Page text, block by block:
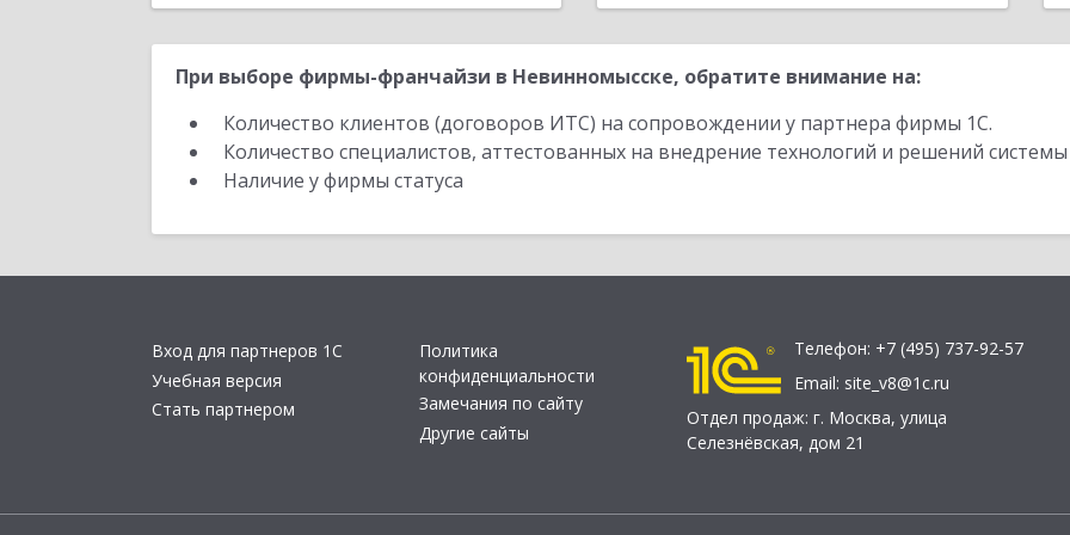
При выборе фирмы-франчайзи в Невинномысске, обратите внимание на:
Количество клиентов (договоров ИТС) на сопровождении у партнера фирмы 1С.
Количество специалистов, аттестованных на внедрение технологий и решений
Наличие у фирмы статуса
Вход для партнеров 1С
Учебная версия
Стать партнером
Политика
конфиденциальности
Замечания по сайту
Другие сайты
Телефон: +7 (495) 737-92-57
Email: site_v8@1c.ru
Отдел продаж: г. Москва, улица
Селезнёвская, дом 21